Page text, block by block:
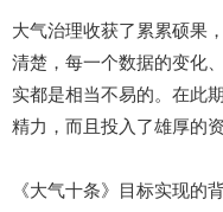
大气治理收获了累累硕果
清楚，每一个数据的变化
实都是相当不易的。在此
精力，而且投入了雄厚的资
《大气十条》目标实现的